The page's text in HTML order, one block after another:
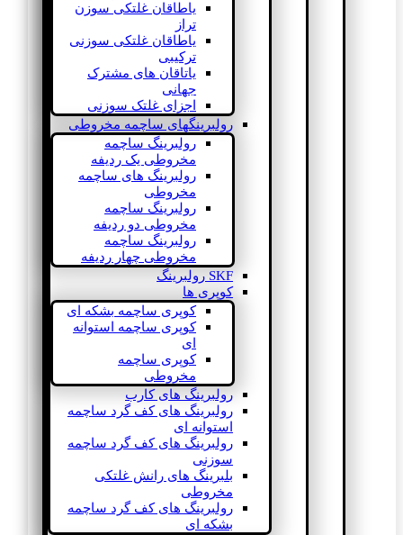
یاطاقان غلتکی سوزن
تراز
یاطاقان غلتکی سوزنی
ترکیبی
یاتاقان های مشترک
جهانی
اجزای غلتک سوزنی
رولبرینگهای ساچمه مخروطی
رولبرینگ ساچمه
مخروطی یک ردیفه
رولبرینگ های ساچمه
مخروطی
رولبرینگ ساچمه
مخروطی دو ردیفه
رولبرینگ ساچمه
مخروطی چهار ردیفه
SKF رولبرینگ
کوپری ها
کوپری ساچمه بشکه ای
کوپری ساچمه استوانه
ای
کوپری ساچمه
مخروطی
رولبرینگ های کارب
رولبرینگ های کف گرد ساچمه
استوانه ای
رولبرینگ های کف گرد ساچمه
سوزنی
بلبرینگ های رانش غلتکی
مخروطی
رولبرینگ های کف گرد ساچمه
بشکه ای